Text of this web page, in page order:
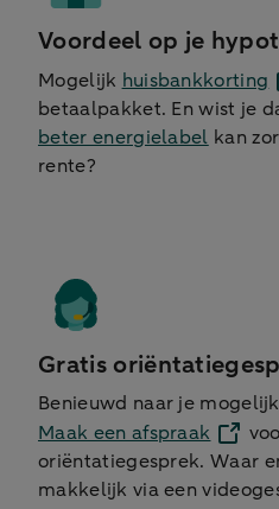
Voordeel op je
Mogelijk huisbankkorting
betaalpakket. En wist je
beter energielabel kan
rente?
Gratis
Benieuwd naar je
Maak een afspraak
oriëntatiegesprek. Waar
makkelijk via een